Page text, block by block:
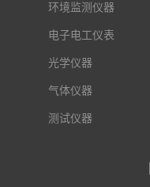
环境监测仪器
电子电工仪表
光学仪器
气体仪器
测试仪器